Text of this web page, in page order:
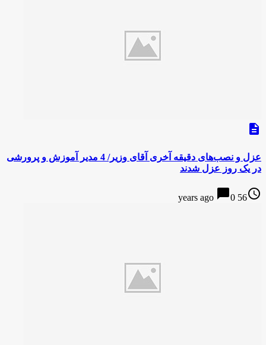
description
عزل و نصب‌های دقیقه آخری آقای وزیر/ 4 مدیر آموزش و پرورشی
در یک روز عزل شدند
access_time
56 years ago
chat_bubble0